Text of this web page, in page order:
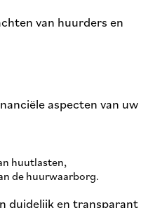
van huurders en
aspecten van uw
huutlasten,
de huurwaarborg.
duidelijk en transparant